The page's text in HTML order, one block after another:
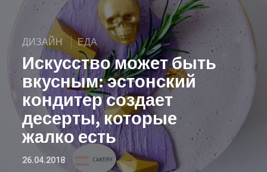
ДИЗАЙН ЕДА
Искусство может быть
вкусным: эстонский
кондитер создает
десерты, которые
жалко есть
26.04.2018